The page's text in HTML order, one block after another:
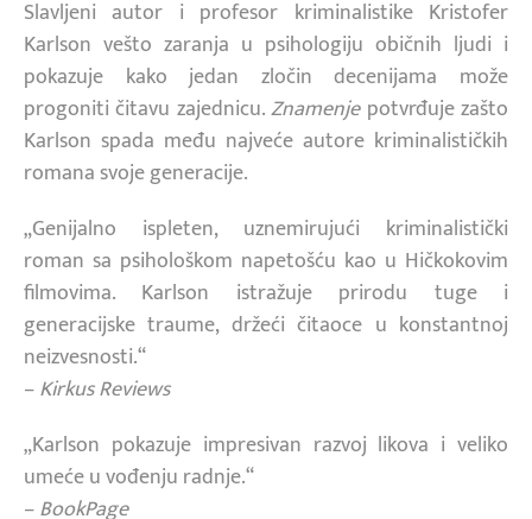
Slavljeni autor i profesor kriminalistike Kristofer
Karlson vešto zaranja u psihologiju običnih ljudi i
pokazuje kako jedan zločin decenijama može
progoniti čitavu zajednicu.Znamenje potvrđuje zašto
Karlson spada među najveće autore kriminalističkih
romana svoje generacije.
„Genijalno ispleten, uznemirujući kriminalistički
roman sa psihološkom napetošću kao u Hičkokovim
filmovima. Karlson istražuje prirodu tuge i
generacijske traume, držeći čitaoce u konstantnoj
neizvesnosti.“
–Kirkus Reviews
„Karlson pokazuje impresivan razvoj likova i veliko
umeće u vođenju radnje.“
–BookPage